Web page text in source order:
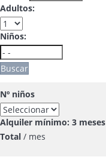
Adultos:
Niños:
Buscar
Nº niños
Alquiler mínimo: 3 meses
Total / mes